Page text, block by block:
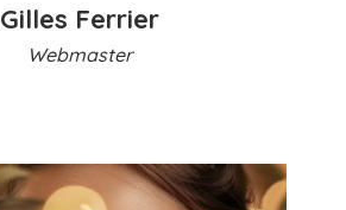
Gilles Ferrier
Webmaster